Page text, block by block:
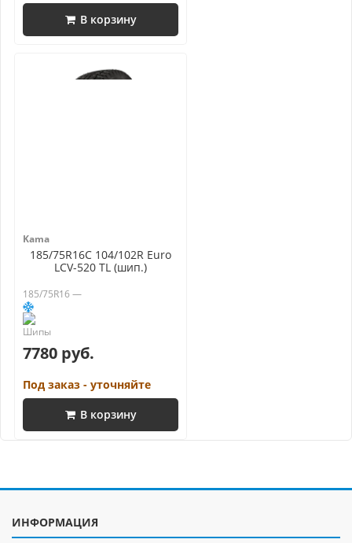
В корзину
Kama
185/75R16C 104/102R Euro
LCV-520 TL (шип.)
185/75R16 —
7780 руб.
Под заказ - уточняйте
В корзину
ИНФОРМАЦИЯ